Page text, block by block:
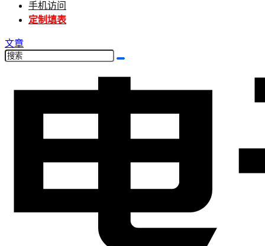
手机访问
定制填表
文章